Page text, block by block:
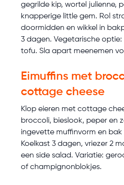
gegrilde kip, wortel julienne,
knapperige little gem. Rol
doormidden en wikkel in
3 dagen. Vegetarische
tofu. Sla apart meenemen
Eimuffins met
cottage cheese
Klop eieren met cottage
broccoli, bieslook, peper en
ingevette muffinvorm en
Koelkast 3 dagen, vriezer 2
een side salad. Variatie:
of champignonblokjes.